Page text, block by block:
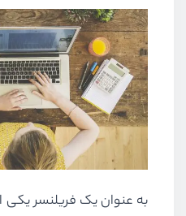
به عنوان یک فریلنسر یکی